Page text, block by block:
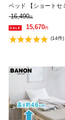
ベッド 【ショートセ
長さ180cm 木製 ベッ
荷重350kg 組立簡単
ヒド
16,490円
15,670円
(14件)